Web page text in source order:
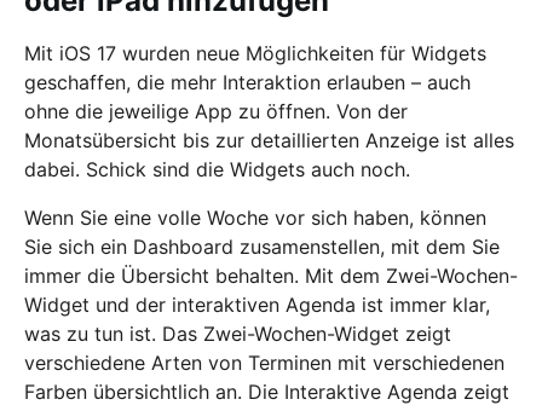
Mit iOS 17 wurden neue Möglichkeiten für Widgets
geschaffen, die mehr Interaktion erlauben – auch
ohne die jeweilige App zu öffnen. Von der
Monatsübersicht bis zur detaillierten Anzeige ist alles
dabei. Schick sind die Widgets auch noch.
Wenn Sie eine volle Woche vor sich haben, können
Sie sich ein Dashboard zusamenstellen, mit dem Sie
immer die Übersicht behalten. Mit dem Zwei-Wochen-
Widget und der interaktiven Agenda ist immer klar,
was zu tun ist. Das Zwei-Wochen-Widget zeigt
verschiedene Arten von Terminen mit verschiedenen
Farben übersichtlich an. Die Interaktive Agenda zeigt